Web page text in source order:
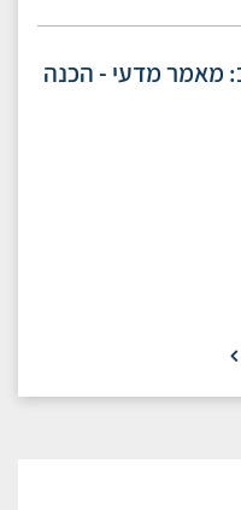
מאמר מדעי - הכנה